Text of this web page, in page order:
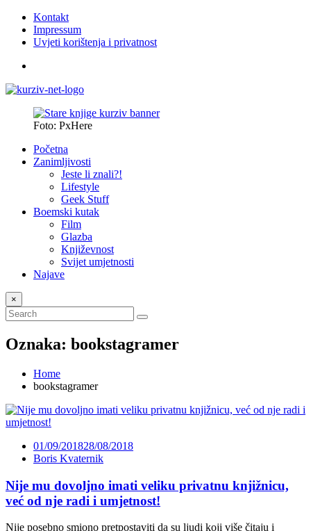
Kontakt
Impressum
Uvjeti korištenja i privatnost
Foto: PxHere
Početna
Zanimljivosti
Jeste li znali?!
Lifestyle
Geek Stuff
Boemski kutak
Film
Glazba
Književnost
Svijet umjetnosti
Najave
×
Oznaka: bookstagramer
Home
bookstagramer
01/09/201828/08/2018
Boris Kvaternik
Nije mu dovoljno imati veliku privatnu knjižnicu,
već od nje radi i umjetnost!
Nije posebno smiono pretpostaviti da su ljudi koji više čitaju i